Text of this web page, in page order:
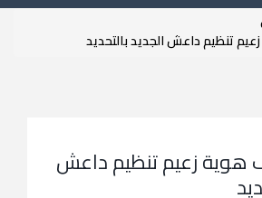
تنظيم داعش الجديد بالتحديد
هوية زعيم تنظيم داعش